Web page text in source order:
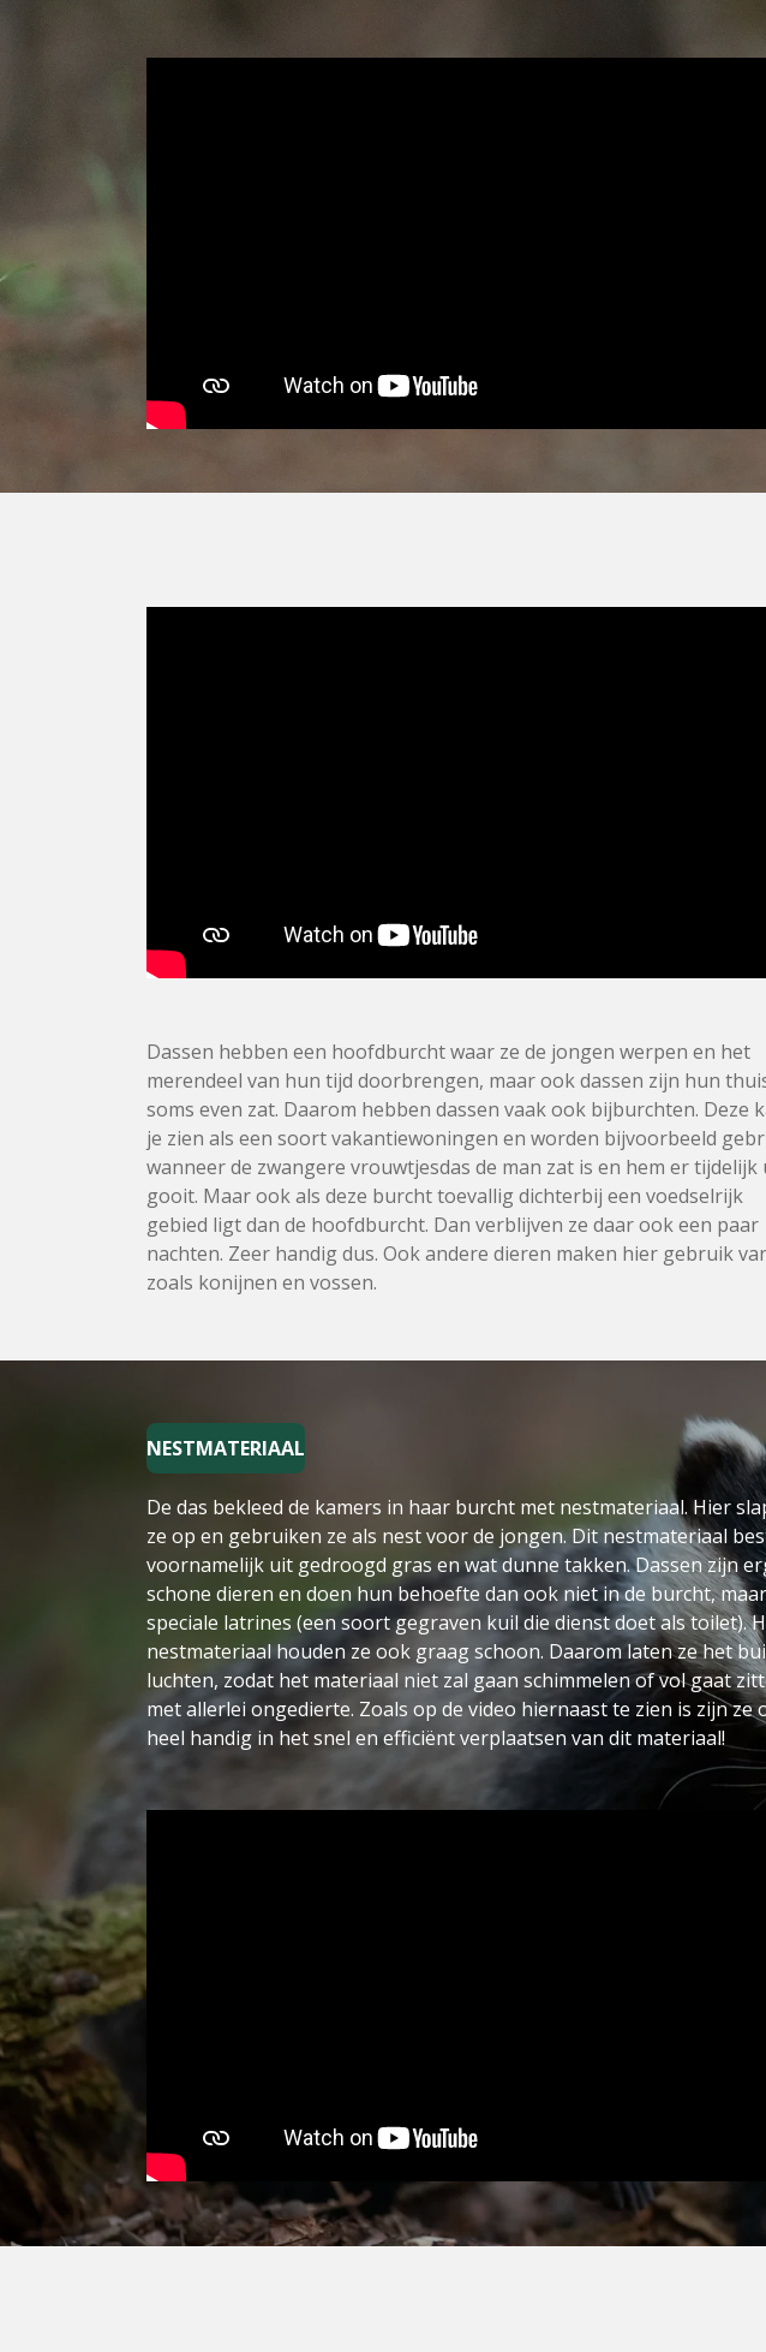
Dassen hebben een hoofdburcht waar ze de jongen werpen en het
merendeel van hun tijd doorbrengen, maar ook dassen zijn hun
soms even zat. Daarom hebben dassen vaak ook bijburchten. Deze
je zien als een soort vakantiewoningen en worden bijvoorbeeld
wanneer de zwangere vrouwtjesdas de man zat is en hem er tijdelijk
gooit. Maar ook als deze burcht toevallig dichterbij een voedselrijk
gebied ligt dan de hoofdburcht. Dan verblijven ze daar ook een paar
nachten. Zeer handig dus. Ook andere dieren maken hier gebruik
zoals konijnen en vossen.
NESTMATERIAAL
De das bekleed de kamers in haar burcht met nestmateriaal. Hier
ze op en gebruiken ze als nest voor de jongen. Dit nestmateriaal
voornamelijk uit gedroogd gras en wat dunne takken. Dassen zijn
schone dieren en doen hun behoefte dan ook niet in de burcht,
speciale latrines (een soort gegraven kuil die dienst doet als toilet).
nestmateriaal houden ze ook graag schoon. Daarom laten ze het
luchten, zodat het materiaal niet zal gaan schimmelen of vol gaat
met allerlei ongedierte. Zoals op de video hiernaast te zien is zijn ze
heel handig in het snel en efficiënt verplaatsen van dit materiaal!